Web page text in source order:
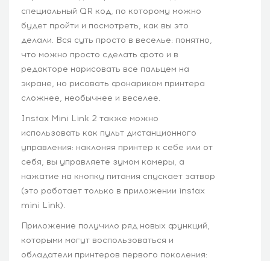
специальный QR код, по которому можно
будет пройти и посмотреть, как вы это
делали. Вся суть просто в веселье: понятно,
что можно просто сделать фото и в
редакторе нарисовать все пальцем на
экране, но рисовать фонариком принтера
сложнее, необычнее и веселее.
Instax Mini Link 2 также можно
использовать как пульт дистанционного
управления: наклоняя принтер к себе или от
себя, вы управляете зумом камеры, а
нажатие на кнопку питания спускает затвор
(это работает только в приложении instax
mini Link).
Приложение получило ряд новых функций,
которыми могут воспользоваться и
обладатели принтеров первого поколения: